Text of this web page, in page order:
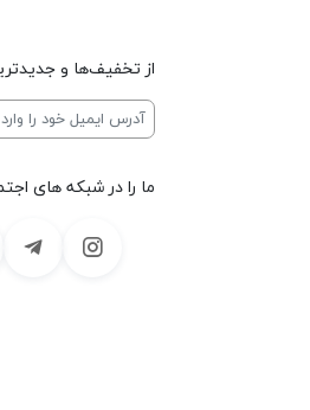
از تخفیف‌ها و
ما را در شبکه های